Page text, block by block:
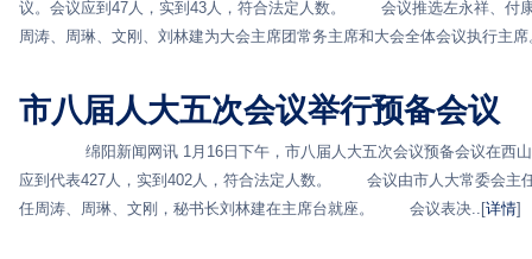
议。会议应到47人，实到43人，符合法定人数。 会议推选左永祥、付
周涛、周琳、文刚、刘林建为大会主席团常务主席和大会全体会议执行主
市八届人大五次会议举行预备会议
绵阳新闻网讯 1月16日下午，市八届人大五次会议预备会议在西
应到代表427人，实到402人，符合法定人数。 会议由市人大常委会主
任周涛、周琳、文刚，秘书长刘林建在主席台就座。 会议表决..[详情]